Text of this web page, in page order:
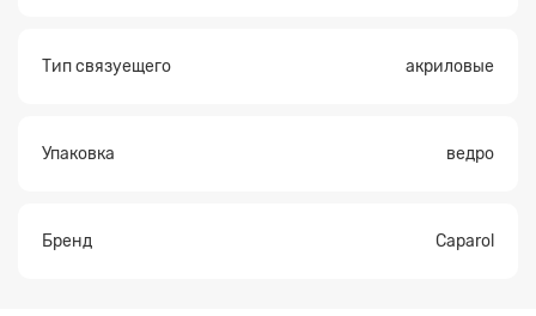
Тип связуещего акриловые
Упаковка ведро
Бренд Caparol